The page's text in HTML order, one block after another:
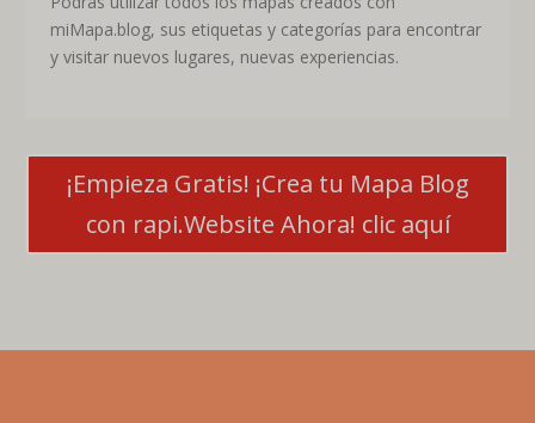
miMapa.blog, sus etiquetas y categorías para encontrar
y visitar nuevos lugares, nuevas experiencias.
¡Empieza Gratis! ¡Crea tu Mapa Blog
con rapi.Website Ahora! clic aquí